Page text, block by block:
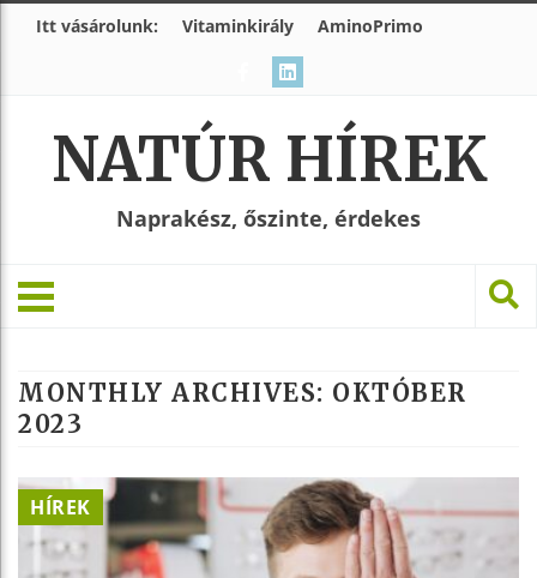
Itt vásárolunk: Vitaminkirály AminoPrimo
NATÚR HÍREK
Naprakész, őszinte, érdekes
MONTHLY ARCHIVES: OKTÓBER
2023
HÍREK